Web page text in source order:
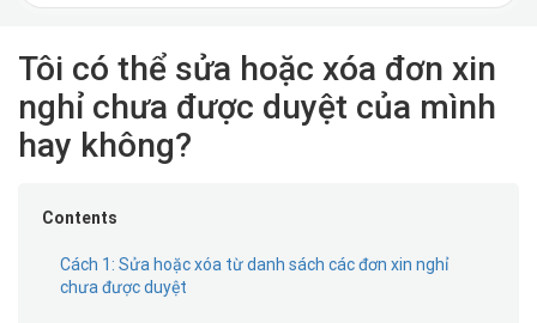
Tôi có thể sửa hoặc xóa đơn xin
nghỉ chưa được duyệt của mình
hay không?
Contents
Cách 1: Sửa hoặc xóa từ danh sách các đơn xin nghỉ
chưa được duyệt